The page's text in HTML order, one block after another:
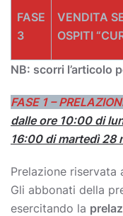
FASE
3
VENDITA
OSPITI
NB: scorri l’articolo
FASE 1 –
dalle ore 10:00 di
16:00 di martedì 28
Prelazione
Gli abbonati della
esercitando la